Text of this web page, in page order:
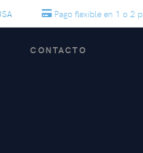
Pago flexible en 1 o 2 partes
CONTACTO